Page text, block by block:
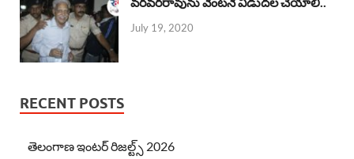
July 19, 2020
RECENT POSTS
తెలంగాణ ఇంటర్ రిజల్ట్స్ 2026